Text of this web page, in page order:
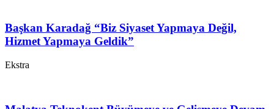
Başkan Karadağ “Biz Siyaset Yapmaya Değil,
Hizmet Yapmaya Geldik”
Ekstra